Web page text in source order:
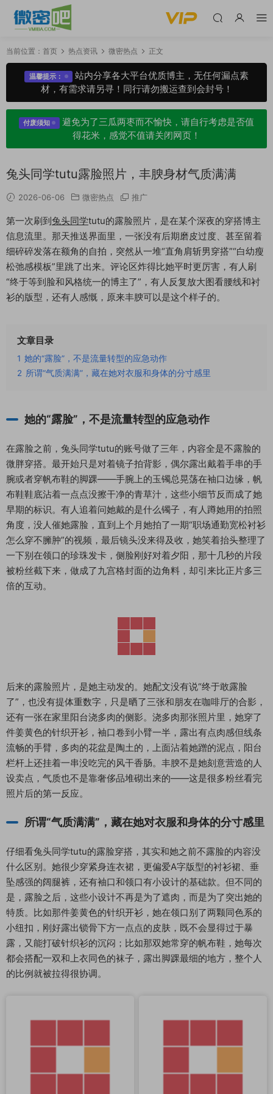
当前位置： 首页 热点资讯 微密热点 正文
温馨提示：
站内分享各大平台优质博主，无任何漏点素
材，有需求请另寻！同行请勿搬运查到会封号！
付废须知
避免为了三瓜两枣而不愉快，请自行考虑是否值
得花米，感觉不值请关闭网页！
兔头同学tutu露脸照片，丰腴身材气质满满
2026-06-06 微密热点 推广
第一次刷到兔头同学tutu的露脸照片，是在某个深夜的穿搭博主
信息流里。那天推送界面里，一张没有后期磨皮过度、甚至留着
细碎碎发落在额角的自拍，突然从一堆“直角肩斩男穿搭”“白幼瘦
松弛感模板”里跳了出来。评论区炸得比她平时更厉害，有人刷
“终于等到脸和风格统一的博主了”，有人反复放大图看腰线和衬
衫的版型，还有人感慨，原来丰腴可以是这个样子的。
文章目录
1 她的“露脸”，不是流量转型的应急动作
2 所谓“气质满满”，藏在她对衣服和身体的分寸感里
她的“露脸”，不是流量转型的应急动作
在露脸之前，兔头同学tutu的账号做了三年，内容全是不露脸的
微胖穿搭。最开始只是对着镜子拍背影，偶尔露出戴着手串的手
腕或者穿帆布鞋的脚踝——手腕上的玉镯总晃荡在袖口边缘，帆
布鞋鞋底沾着一点点没擦干净的青草汁，这些小细节反而成了她
早期的标识。有人追着问她戴的是什么镯子，有人蹲她用的拍照
角度，没人催她露脸，直到上个月她拍了一期“职场通勤宽松衬衫
怎么穿不臃肿”的视频，最后镜头没来得及收，她笑着抬头整理了
一下别在领口的珍珠发卡，侧脸刚好对着夕阳，那十几秒的片段
被粉丝截下来，做成了九宫格封面的边角料，却引来比正片多三
倍的互动。
后来的露脸照片，是她主动发的。她配文没有说“终于敢露脸
了”，也没有提体重数字，只是晒了三张和朋友在咖啡厅的合影，
还有一张在家里阳台浇多肉的侧影。浇多肉那张照片里，她穿了
件姜黄色的针织开衫，袖口卷到小臂一半，露出有点肉感但线条
流畅的手臂，多肉的花盆是陶土的，上面沾着她蹭的泥点，阳台
栏杆上还挂着一串没吃完的风干香肠。丰腴不是她刻意营造的人
设卖点，气质也不是靠奢侈品堆砌出来的——这是很多粉丝看完
照片后的第一反应。
所谓“气质满满”，藏在她对衣服和身体的分寸感里
仔细看兔头同学tutu的露脸穿搭，其实和她之前不露脸的内容没
什么区别。她很少穿紧身连衣裙，更偏爱A字版型的衬衫裙、垂
坠感强的阔腿裤，还有袖口和领口有小设计的基础款。但不同的
是，露脸之后，这些小设计不再是为了遮肉，而是为了突出她的
特质。比如那件姜黄色的针织开衫，她在领口别了两颗同色系的
小纽扣，刚好露出锁骨下方一点点的皮肤，既不会显得过于暴
露，又能打破针织衫的沉闷；比如那双她常穿的帆布鞋，她每次
都会搭配一双和上衣同色的袜子，露出脚踝最细的地方，整个人
的比例就被拉得很协调。